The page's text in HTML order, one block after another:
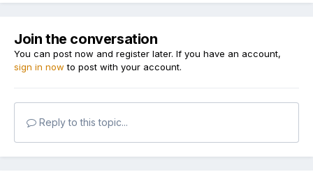
Join the conversation
You can post now and register later. If you have an account,
sign in now to post with your account.
Reply to this topic...